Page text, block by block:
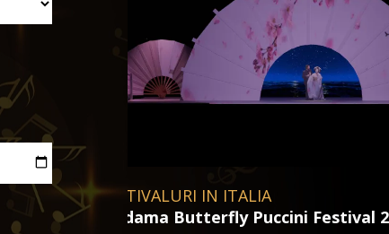
Arena din Verona
sâm. 22 aug. 2026 - mie. 08